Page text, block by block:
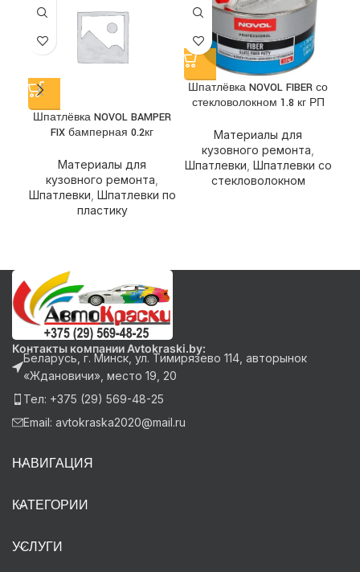
Шпатлёвка NOVOL BAMPER
FIX бамперная 0.2кг
Материалы для
кузовного ремонта
Шпатлевки Шпатлевки по
пластику
Шпатлёвка NOVOL FIBER со
стекловолокном 1.8 кг РП
Материалы для
кузовного ремонта
Шпатлевки Шпатлевки со
стекловолокном
Контакты компании Avtokraski.by:
Беларусь, г. Минск, ул. Тимирязево 114, авторынок
«Ждановичи», место 19, 20
Тел: +375 (29) 569-48-25
Email: avtokraska2020@mail.ru
НАВИГАЦИЯ
КАТЕГОРИИ
УСЛУГИ